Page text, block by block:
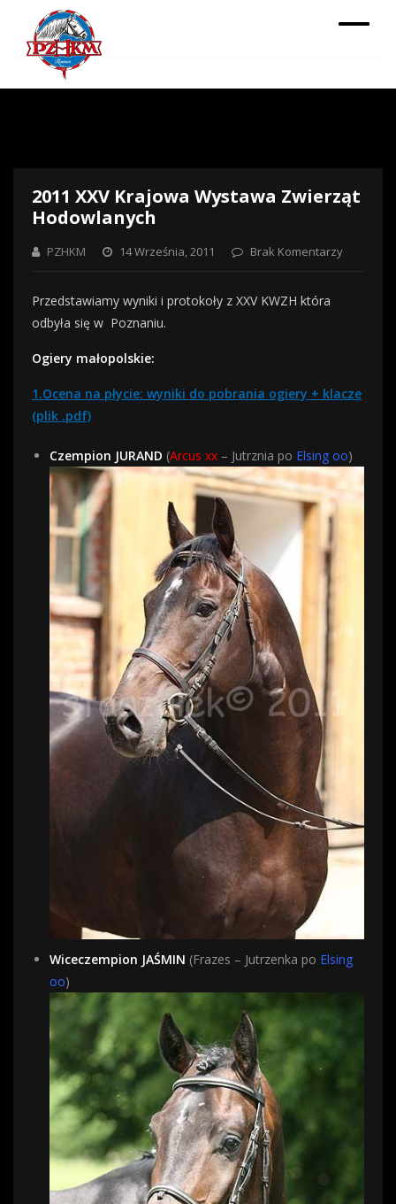
2011 XXV Krajowa Wystawa Zwierząt
Hodowlanych
PZHKM 14 Września, 2011 Brak Komentarzy
Przedstawiamy wyniki i protokoły z XXV KWZH która
odbyła się w Poznaniu.
Ogiery małopolskie:
1.Ocena na płycie: wyniki do pobrania ogiery + klacze
(plik .pdf)
Czempion JURAND (Arcus xx – Jutrznia po Elsing oo)
Wiceczempion JAŚMIN (Frazes – Jutrzenka po Elsing
oo)